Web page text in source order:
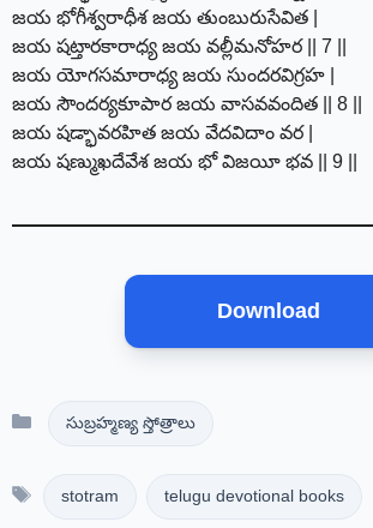
జయ భోగీశ్వరాధీశ జయ తుంబురుసేవిత |
జయ షట్తారకారాధ్య జయ వల్లీమనోహర || 7 ||
జయ యోగసమారాధ్య జయ సుందరవిగ్రహ |
జయ సౌందర్యకూపార జయ వాసవవందిత || 8 ||
జయ షడ్భావరహిత జయ వేదవిదాం వర |
జయ షణ్ముఖదేవేశ జయ భో విజయీ భవ || 9 ||
Download
Categories
సుబ్రహ్మణ్య స్తోత్రాలు
Tagsstotram telugu devotional books